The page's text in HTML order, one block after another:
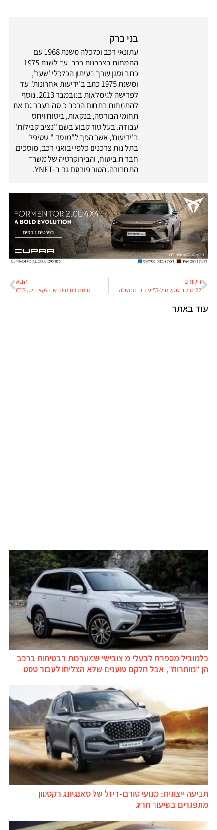
בני ברק
עתונאי רכב וכלכלה משנת 1968 עם
התמחות בצרכנות רכב. עד לשנת 1975
כתב וסגן עורך בעיתון הכלכלי 'שער',
ומשנת 1975 כתב ב'ידיעות אחרונות', עד
לפרישה לגימלאות בנובמבר 2013. נוסף
להתמחות בתחום הרכב כיסה בעבר גם את
תחומי הבורסה, בנקאות, ביטוח ויחסי
עבודה. בעל טור קבוע בשם "נציב קבילות"
ב'ידיעות', אשר הפך ל"מוסד " שטיפל
בתלונות צרכנים כלפי יבואני רכב, מוסכים,
חברות ביטוח, והבירוקרטיה של משרד
התחבורה. הטור פורסם גם ב-YNET.
הקודם
22 מיליון שקלים ל-55 עובדי ממשלה חסרי מעש
הבא
גרסת בסיס חדשה לקאדילק CTS
עוד באתר
כלמוביל מספרת לבעלי מיצובישי שמערכות הבטיחות ברכב
הן "מותרות", אבל חלקם טוענים שלא הצליחו לעבור טסט
תביעה ייצוגית: מנועי טורבו-דיזל של סאנגיונג רקסטון
מתפגרים בשיעור חריג